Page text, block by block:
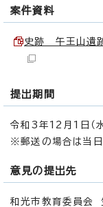
案件資料
史跡 午王山遺
提出期間
令和3年12月1日（
※郵送の場合は当
意見の提出先
和光市教育委員会